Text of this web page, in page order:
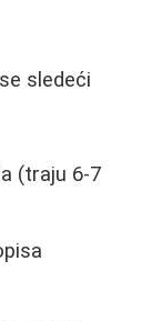
sledeći
(traju 6-7